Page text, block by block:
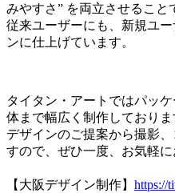
みやすさ” を両立させること
従来ユーザーにも、新規ユ
ンに仕上げています。
タイタン・アートではパッ
体まで幅広く制作しておりま
デザインのご提案から撮影
すので、ぜひ一度、お気軽に
【大阪デザイン制作】 https://